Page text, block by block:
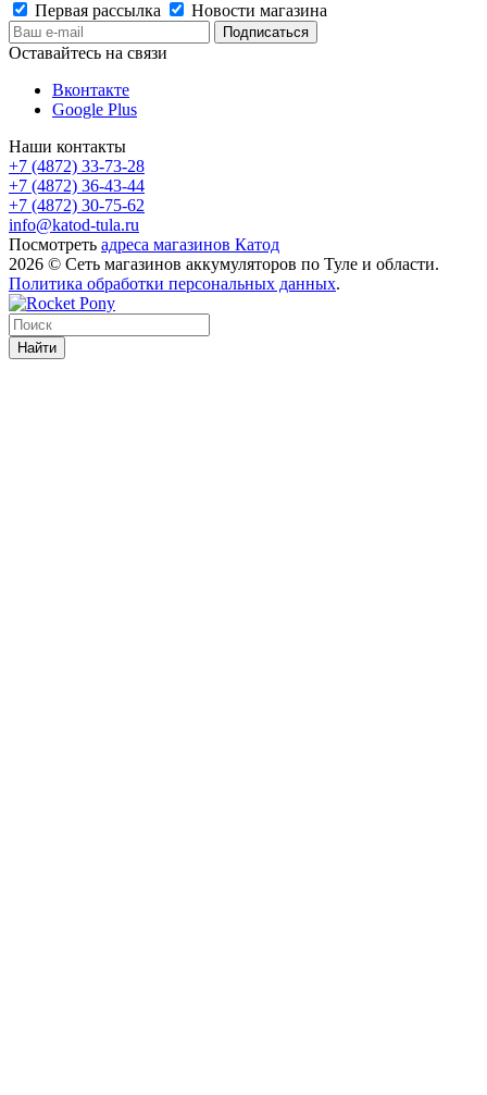
Первая рассылка
Новости магазина
Оставайтесь на связи
Вконтакте
Google Plus
Наши контакты
+7 (4872) 33-73-28
+7 (4872) 36-43-44
+7 (4872) 30-75-62
info@katod-tula.ru
Посмотреть адреса магазинов Катод
2026 © Сеть магазинов аккумуляторов по Туле и области.
Политика обработки персональных данных.
Найти